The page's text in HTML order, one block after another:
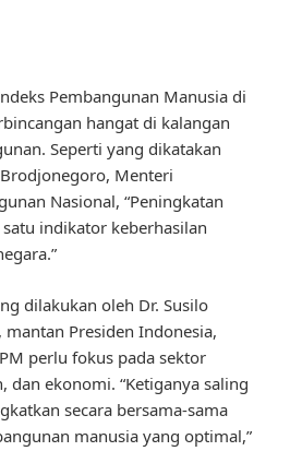
Pembangunan Manusia di
hangat di kalangan
Seperti yang dikatakan
Menteri
Nasional, “Peningkatan
indikator keberhasilan
dilakukan oleh Dr. Susilo
Presiden Indonesia,
perlu fokus pada sektor
dan ekonomi. “Ketiganya saling
secara bersama-sama
manusia yang optimal,”